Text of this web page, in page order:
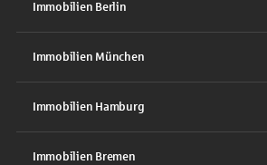
Immobilien Berlin
Immobilien München
Immobilien Hamburg
Immobilien Bremen